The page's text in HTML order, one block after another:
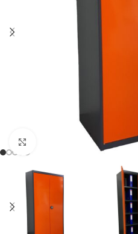
Kliknij, aby powiększyć